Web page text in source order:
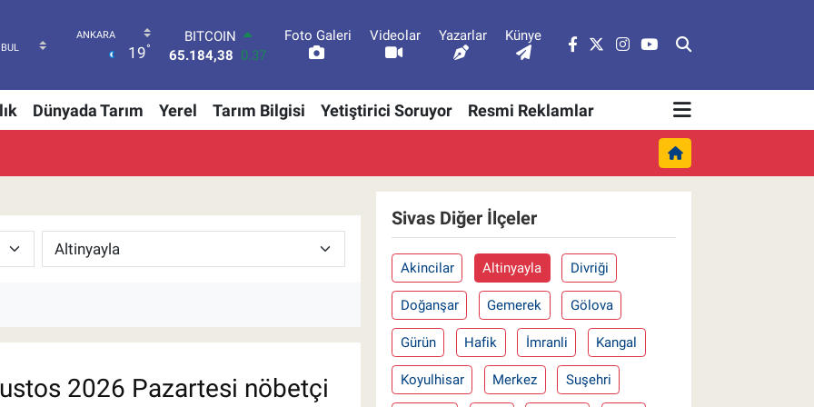
19°
BITCOIN
65.184,38 0.37
47,7370 -0.01
EURO
55,2510 0.32
Foto Galeri Videolar Yazarlar Künye
Dünyada Tarım Yerel Tarım Bilgisi Yetiştirici Soruyor Resmi Reklamlar
2026 Pazartesi nöbetçi
Sivas Diğer İlçeler
Akincilar Altinyayla Divriği
Doğanşar Gemerek Gölova
Gürün Hafik İmranli Kangal
Koyulhisar Merkez Suşehri